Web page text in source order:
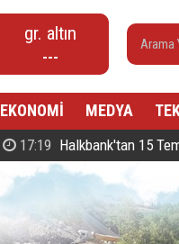
gr. altın
---
EKONOMİ MEDYA
17:19 Halkbank'tan 15 Temmuz'a